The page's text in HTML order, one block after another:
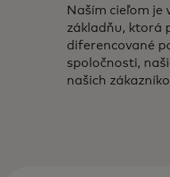
Naším cieľom je
základňu, ktorá
diferencované
spoločnosti,
našich